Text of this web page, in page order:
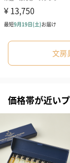
ゴールド（390円）
生花
生花のブーケを同
※9-15時にご注文
も1日遅くなります。
文房
価格帯が近い